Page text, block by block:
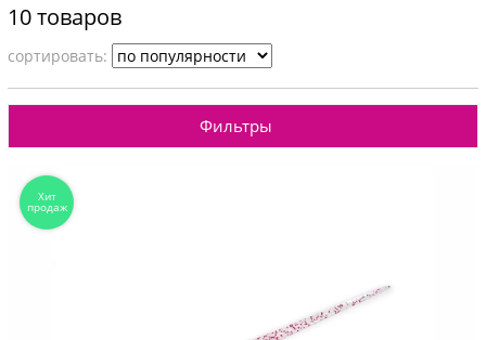
10 товаров
cортировать:
Фильтры